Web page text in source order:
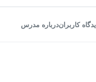
کاربراندرباره مدرس